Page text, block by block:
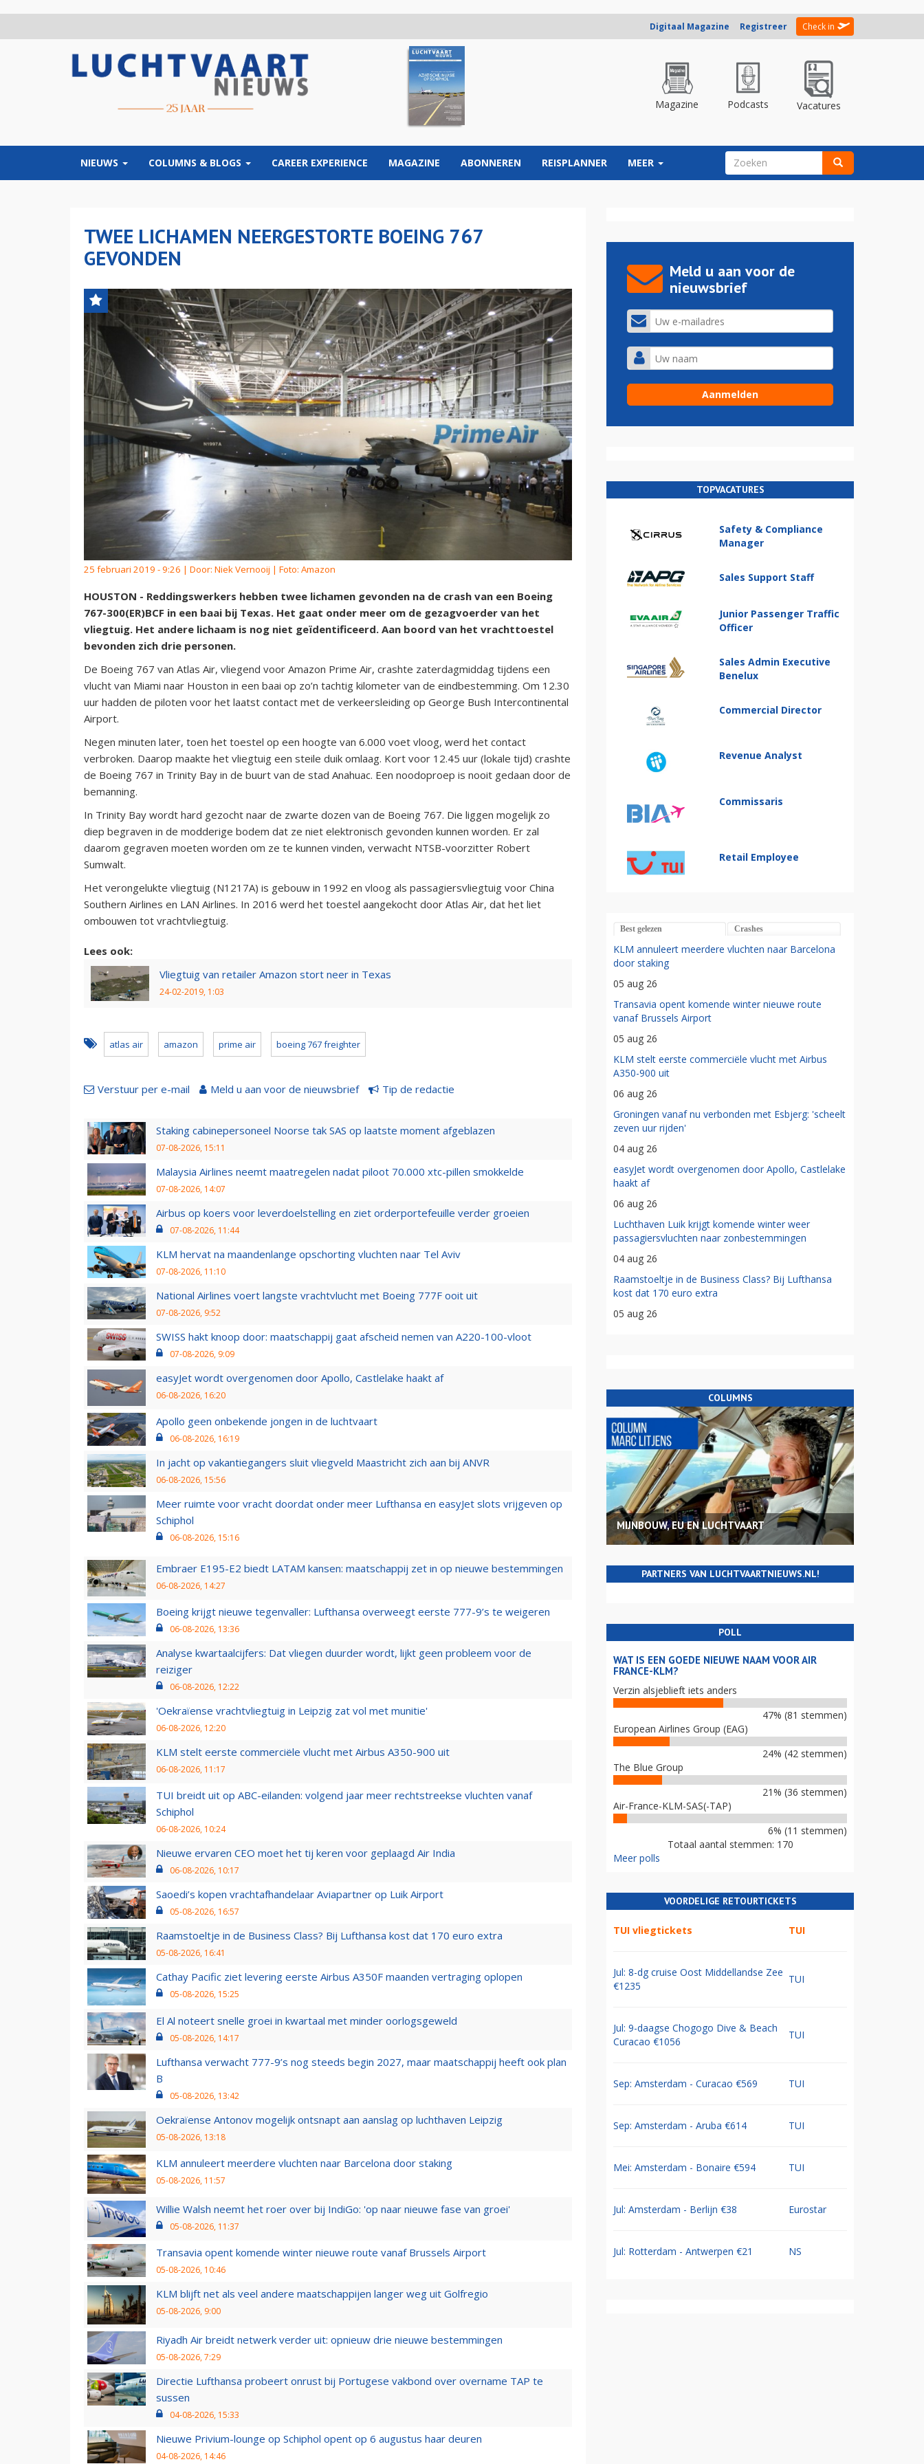
Digitaal Magazine Registreer Check in
Magazine Podcasts Vacatures
NIEUWS COLUMNS & BLOGS CAREER EXPERIENCE MAGAZINE ABONNEREN REISPLANNER MEER ZOEKVELD
TWEE LICHAMEN NEERGESTORTE BOEING 767
GEVONDEN
25 februari 2019 - 9:26 | Door: Niek Vernooij | Foto: Amazon
HOUSTON - Reddingswerkers hebben twee lichamen gevonden na de crash van een Boeing
767-300(ER)BCF in een baai bij Texas. Het gaat onder meer om de gezagvoerder van het
vliegtuig. Het andere lichaam is nog niet geïdentificeerd. Aan boord van het vrachttoestel
bevonden zich drie personen.
De Boeing 767 van Atlas Air, vliegend voor Amazon Prime Air, crashte zaterdagmiddag tijdens een
vlucht van Miami naar Houston in een baai op zo’n tachtig kilometer van de eindbestemming. Om 12.30
uur hadden de piloten voor het laatst contact met de verkeersleiding op George Bush Intercontinental
Airport.
Negen minuten later, toen het toestel op een hoogte van 6.000 voet vloog, werd het contact
verbroken. Daarop maakte het vliegtuig een steile duik omlaag. Kort voor 12.45 uur (lokale tijd) crashte
de Boeing 767 in Trinity Bay in de buurt van de stad Anahuac. Een noodoproep is nooit gedaan door de
bemanning.
In Trinity Bay wordt hard gezocht naar de zwarte dozen van de Boeing 767. Die liggen mogelijk zo
diep begraven in de modderige bodem dat ze niet elektronisch gevonden kunnen worden. Er zal
daarom gegraven moeten worden om ze te kunnen vinden, verwacht NTSB-voorzitter Robert
Sumwalt.
Het verongelukte vliegtuig (N1217A) is gebouw in 1992 en vloog als passagiersvliegtuig voor China
Southern Airlines en LAN Airlines. In 2016 werd het toestel aangekocht door Atlas Air, dat het liet
ombouwen tot vrachtvliegtuig.
Lees ook:
Vliegtuig van retailer Amazon stort neer in Texas
24-02-2019, 1:03
atlas air amazon prime air boeing 767 freighter
Verstuur per e-mail Meld u aan voor de nieuwsbrief Tip de redactie
Staking cabinepersoneel Noorse tak SAS op laatste moment afgeblazen
07-08-2026, 15:11
Malaysia Airlines neemt maatregelen nadat piloot 70.000 xtc-pillen smokkelde
07-08-2026, 14:07
Airbus op koers voor leverdoelstelling en ziet orderportefeuille verder groeien
07-08-2026, 11:44
KLM hervat na maandenlange opschorting vluchten naar Tel Aviv
07-08-2026, 11:10
National Airlines voert langste vrachtvlucht met Boeing 777F ooit uit
07-08-2026, 9:52
SWISS hakt knoop door: maatschappij gaat afscheid nemen van A220-100-vloot
07-08-2026, 9:09
easyJet wordt overgenomen door Apollo, Castlelake haakt af
06-08-2026, 16:20
Apollo geen onbekende jongen in de luchtvaart
06-08-2026, 16:19
In jacht op vakantiegangers sluit vliegveld Maastricht zich aan bij ANVR
06-08-2026, 15:56
Meer ruimte voor vracht doordat onder meer Lufthansa en easyJet slots vrijgeven op
Schiphol
06-08-2026, 15:16
Embraer E195-E2 biedt LATAM kansen: maatschappij zet in op nieuwe bestemmingen
06-08-2026, 14:27
Boeing krijgt nieuwe tegenvaller: Lufthansa overweegt eerste 777-9’s te weigeren
06-08-2026, 13:36
Analyse kwartaalcijfers: Dat vliegen duurder wordt, lijkt geen probleem voor de
reiziger
06-08-2026, 12:22
'Oekraïense vrachtvliegtuig in Leipzig zat vol met munitie'
06-08-2026, 12:20
KLM stelt eerste commerciële vlucht met Airbus A350-900 uit
06-08-2026, 11:17
TUI breidt uit op ABC-eilanden: volgend jaar meer rechtstreekse vluchten vanaf
Schiphol
06-08-2026, 10:24
Nieuwe ervaren CEO moet het tij keren voor geplaagd Air India
06-08-2026, 10:17
Saoedi’s kopen vrachtafhandelaar Aviapartner op Luik Airport
05-08-2026, 16:57
Raamstoeltje in de Business Class? Bij Lufthansa kost dat 170 euro extra
05-08-2026, 16:41
Cathay Pacific ziet levering eerste Airbus A350F maanden vertraging oplopen
05-08-2026, 15:25
El Al noteert snelle groei in kwartaal met minder oorlogsgeweld
05-08-2026, 14:17
Lufthansa verwacht 777-9’s nog steeds begin 2027, maar maatschappij heeft ook plan
B
05-08-2026, 13:42
Oekraïense Antonov mogelijk ontsnapt aan aanslag op luchthaven Leipzig
05-08-2026, 13:18
KLM annuleert meerdere vluchten naar Barcelona door staking
05-08-2026, 11:57
Willie Walsh neemt het roer over bij IndiGo: 'op naar nieuwe fase van groei'
05-08-2026, 11:37
Transavia opent komende winter nieuwe route vanaf Brussels Airport
05-08-2026, 10:46
KLM blijft net als veel andere maatschappijen langer weg uit Golfregio
05-08-2026, 9:00
Riyadh Air breidt netwerk verder uit: opnieuw drie nieuwe bestemmingen
05-08-2026, 7:29
Directie Lufthansa probeert onrust bij Portugese vakbond over overname TAP te
sussen
04-08-2026, 15:33
Nieuwe Privium-lounge op Schiphol opent op 6 augustus haar deuren
04-08-2026, 14:46
Meld u aan voor de
nieuwsbrief
TOPVACATURES
Safety & Compliance
Manager
Sales Support Staff
Junior Passenger Traffic
Officer
Sales Admin Executive
Benelux
Commercial Director
Revenue Analyst
Commissaris
Retail Employee
Best gelezen Crashes
KLM annuleert meerdere vluchten naar Barcelona
door staking
05 aug 26
Transavia opent komende winter nieuwe route
vanaf Brussels Airport
05 aug 26
KLM stelt eerste commerciële vlucht met Airbus
A350-900 uit
06 aug 26
Groningen vanaf nu verbonden met Esbjerg: 'scheelt
zeven uur rijden'
04 aug 26
easyJet wordt overgenomen door Apollo, Castlelake
haakt af
06 aug 26
Luchthaven Luik krijgt komende winter weer
passagiersvluchten naar zonbestemmingen
04 aug 26
Raamstoeltje in de Business Class? Bij Lufthansa
kost dat 170 euro extra
05 aug 26
COLUMNS
MIJNBOUW, EU EN LUCHTVAART
PARTNERS VAN LUCHTVAARTNIEUWS.NL!
POLL
WAT IS EEN GOEDE NIEUWE NAAM VOOR AIR
FRANCE-KLM?
Verzin alsjeblieft iets anders
47% (81 stemmen)
European Airlines Group (EAG)
24% (42 stemmen)
The Blue Group
21% (36 stemmen)
Air-France-KLM-SAS(-TAP)
6% (11 stemmen)
Totaal aantal stemmen: 170
Meer polls
VOORDELIGE RETOURTICKETS
TUI vliegtickets TUI
Jul: 8-dg cruise Oost Middellandse Zee
€1235
TUI
Jul: 9-daagse Chogogo Dive & Beach
Curacao €1056
TUI
Sep: Amsterdam - Curacao €569 TUI
Sep: Amsterdam - Aruba €614 TUI
Mei: Amsterdam - Bonaire €594 TUI
Jul: Amsterdam - Berlijn €38 Eurostar
Jul: Rotterdam - Antwerpen €21 NS